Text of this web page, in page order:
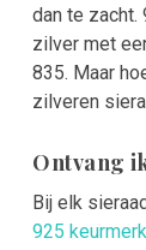
dan te zacht.
zilver met
835. Maar
zilveren
Ontvang
Bij elk
925 keurmerk